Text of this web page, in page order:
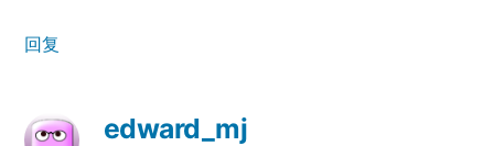
回复
edward_mj